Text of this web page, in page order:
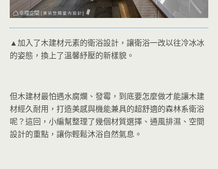
▲加入了木建材元素的衛浴設計，讓衛浴一改以往冷冰冰
的姿態，換上了溫馨紓壓的新樣貌。
但木建材最怕遇水腐爛、發霉，到底要怎麼做才能讓木建
材經久耐用，打造美感與機能兼具的超舒適的森林系衛浴
呢？這回，小編幫整理了幾個材質選擇、通風排濕、空間
設計的重點，讓你輕鬆沐浴自然氣息。